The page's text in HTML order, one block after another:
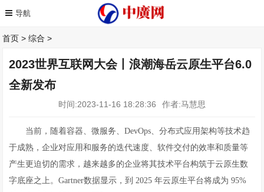
首页 >综合 >
2023世界互联网大会丨浪潮海岳云原生平台6.0
全新发布
时间:2023-11-16 18:28:36 作者:马慧思
当前，随着容器、微服务、DevOps、分布式应用架构等技术趋
于成熟，企业对应用和服务的迭代速度、软件交付的效率和质量等
产生更迫切的需求，越来越多的企业将其技术平台构筑于云原生数
字底座之上。Gartner数据显示，到 2025 年云原生平台将成为 95%